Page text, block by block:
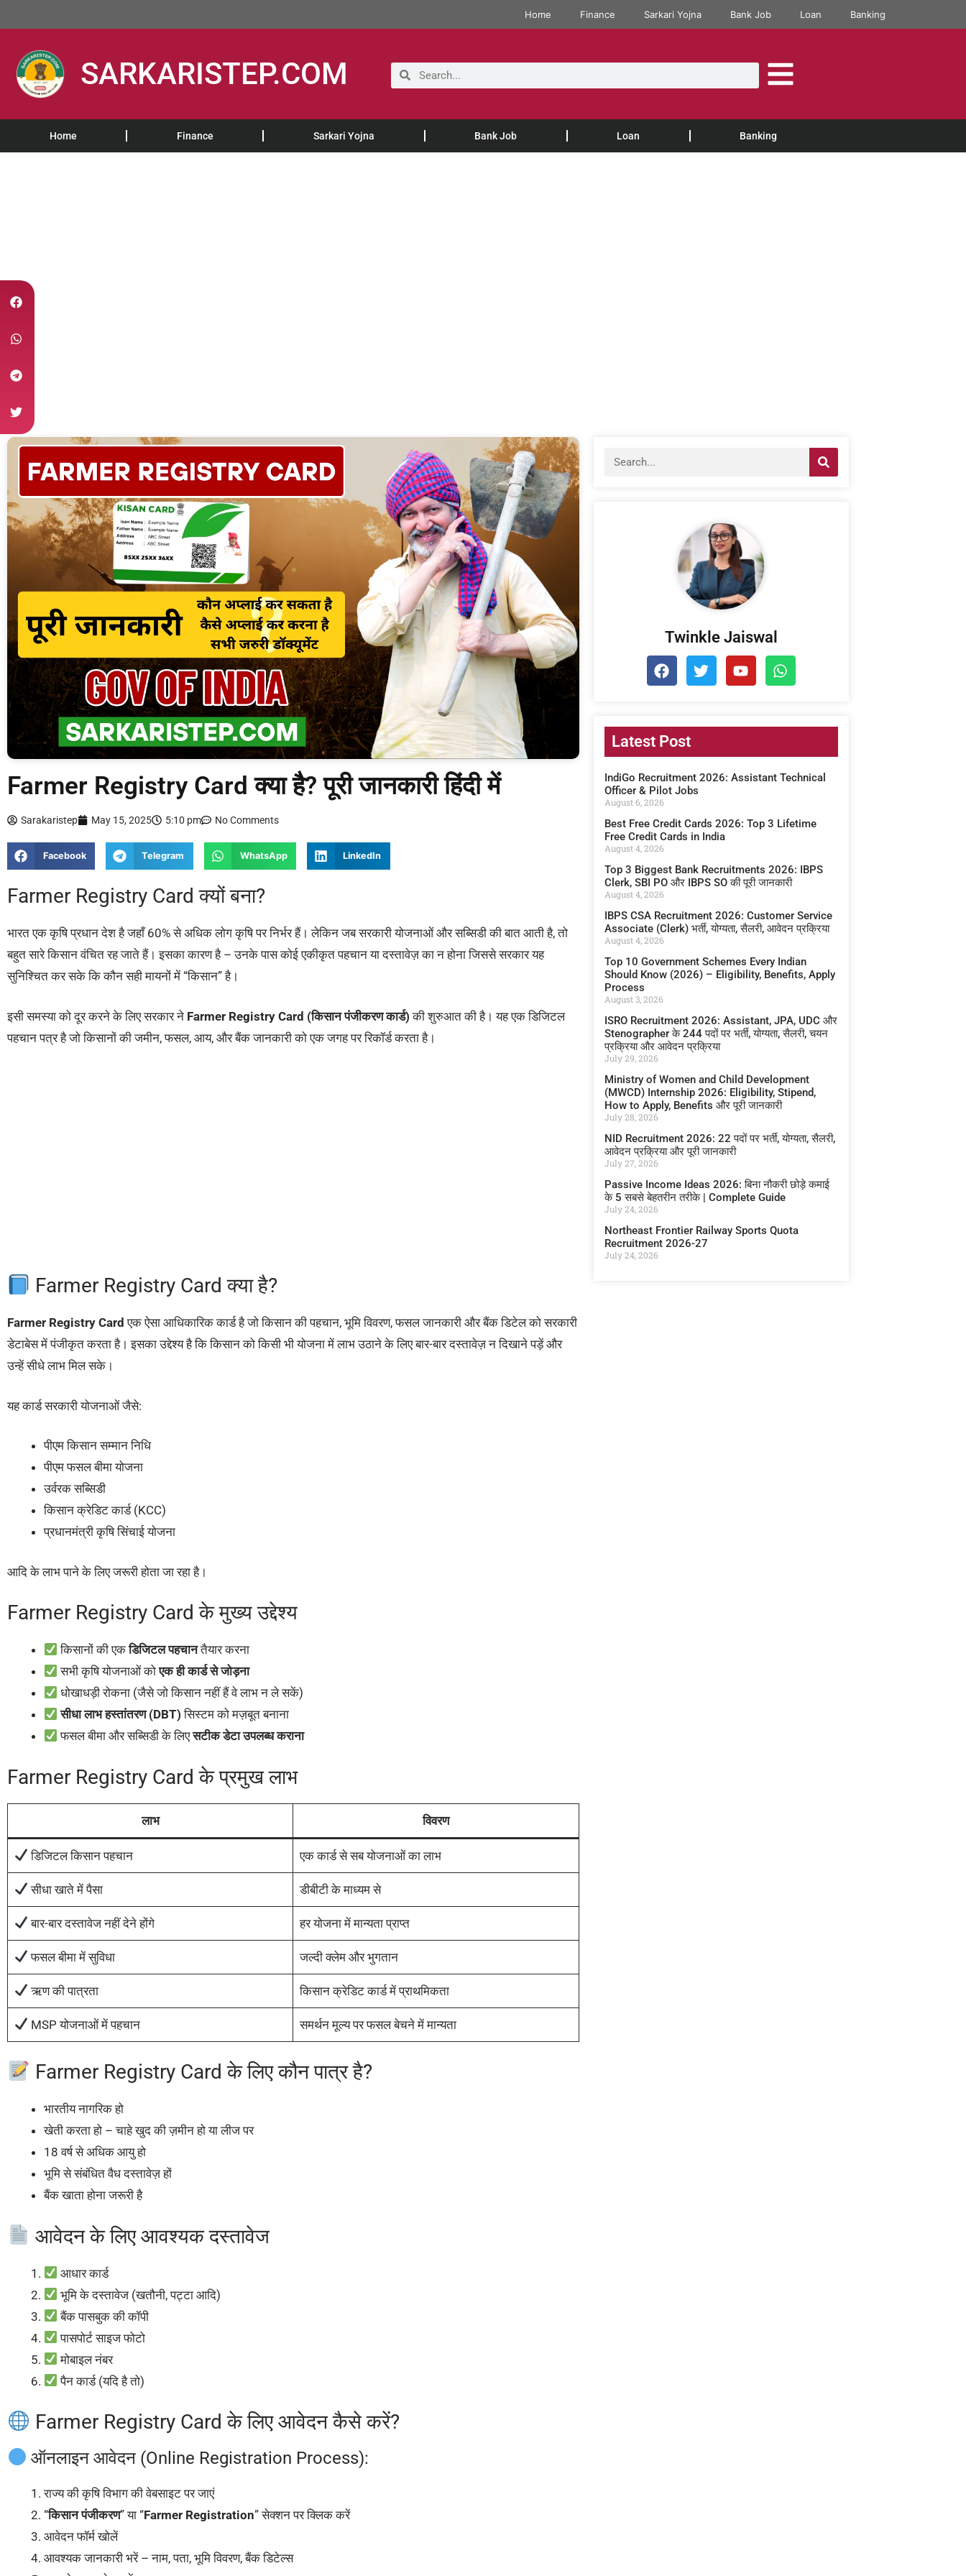
Home Finance Sarkari Yojna Bank Job Loan Banking
SARKARISTEP.COM
Home Finance Sarkari Yojna Bank Job Loan Banking
Farmer Registry Card क्या है? पूरी जानकारी हिंदी में
Sarakaristep May 15, 2025 5:10 pm No Comments
Facebook Telegram WhatsApp LinkedIn
Farmer Registry Card क्यों बना?
भारत एक कृषि प्रधान देश है जहाँ 60% से अधिक लोग कृषि पर निर्भर हैं। लेकिन जब सरकारी योजनाओं और सब्सिडी की बात आती है, तो
बहुत सारे किसान वंचित रह जाते हैं। इसका कारण है – उनके पास कोई एकीकृत पहचान या दस्तावेज़ का न होना जिससे सरकार यह
सुनिश्चित कर सके कि कौन सही मायनों में “किसान” है।
इसी समस्या को दूर करने के लिए सरकार ने Farmer Registry Card (किसान पंजीकरण कार्ड) की शुरुआत की है। यह एक डिजिटल
पहचान पत्र है जो किसानों की जमीन, फसल, आय, और बैंक जानकारी को एक जगह पर रिकॉर्ड करता है।
Farmer Registry Card क्या है?
Farmer Registry Card एक ऐसा आधिकारिक कार्ड है जो किसान की पहचान, भूमि विवरण, फसल जानकारी और बैंक डिटेल को सरकारी
डेटाबेस में पंजीकृत करता है। इसका उद्देश्य है कि किसान को किसी भी योजना में लाभ उठाने के लिए बार-बार दस्तावेज़ न दिखाने पड़ें और
उन्हें सीधे लाभ मिल सके।
यह कार्ड सरकारी योजनाओं जैसे:
पीएम किसान सम्मान निधि
पीएम फसल बीमा योजना
उर्वरक सब्सिडी
किसान क्रेडिट कार्ड (KCC)
प्रधानमंत्री कृषि सिंचाई योजना
आदि के लाभ पाने के लिए जरूरी होता जा रहा है।
Farmer Registry Card के मुख्य उद्देश्य
किसानों की एकडिजिटल पहचानतैयार करना
सभी कृषि योजनाओं कोएक ही कार्ड से जोड़ना
धोखाधड़ी रोकना (जैसे जो किसान नहीं हैं वे लाभ न ले सकें)
सीधा लाभ हस्तांतरण (DBT) सिस्टम को मज़बूत बनाना
फसल बीमा और सब्सिडी के लिएसटीक डेटा उपलब्ध कराना
Farmer Registry Card के प्रमुख लाभ
लाभ विवरण
डिजिटल किसान पहचान एक कार्ड से सब योजनाओं का लाभ
सीधा खाते में पैसा डीबीटी के माध्यम से
बार-बार दस्तावेज नहीं देने होंगे हर योजना में मान्यता प्राप्त
फसल बीमा में सुविधा जल्दी क्लेम और भुगतान
ऋण की पात्रता किसान क्रेडिट कार्ड में प्राथमिकता
MSP योजनाओं में पहचान समर्थन मूल्य पर फसल बेचने में मान्यता
Farmer Registry Card के लिए कौन पात्र है?
भारतीय नागरिक हो
खेती करता हो – चाहे खुद की ज़मीन हो या लीज पर
18 वर्ष से अधिक आयु हो
भूमि से संबंधित वैध दस्तावेज़ हों
बैंक खाता होना जरूरी है
आवेदन के लिए आवश्यक दस्तावेज
आधार कार्ड
भूमि के दस्तावेज (खतौनी, पट्टा आदि)
बैंक पासबुक की कॉपी
पासपोर्ट साइज फोटो
मोबाइल नंबर
पैन कार्ड (यदि है तो)
Farmer Registry Card के लिए आवेदन कैसे करें?
ऑनलाइन आवेदन (Online Registration Process):
राज्य की कृषि विभाग की वेबसाइट पर जाएं
“किसान पंजीकरण” या “Farmer Registration” सेक्शन पर क्लिक करें
आवेदन फॉर्म खोलें
आवश्यक जानकारी भरें – नाम, पता, भूमि विवरण, बैंक डिटेल्स
Twinkle Jaiswal
Latest Post
IndiGo Recruitment 2026: Assistant Technical
Officer & Pilot Jobs
August 6, 2026
Best Free Credit Cards 2026: Top 3 Lifetime
Free Credit Cards in India
August 4, 2026
Top 3 Biggest Bank Recruitments 2026: IBPS
Clerk, SBI PO और IBPS SO की पूरी जानकारी
August 4, 2026
IBPS CSA Recruitment 2026: Customer Service
Associate (Clerk) भर्ती, योग्यता, सैलरी, आवेदन प्रक्रिया
August 4, 2026
Top 10 Government Schemes Every Indian
Should Know (2026) – Eligibility, Benefits, Apply
Process
August 3, 2026
ISRO Recruitment 2026: Assistant, JPA, UDC और
Stenographer के 244 पदों पर भर्ती, योग्यता, सैलरी, चयन
प्रक्रिया और आवेदन प्रक्रिया
July 29, 2026
Ministry of Women and Child Development
(MWCD) Internship 2026: Eligibility, Stipend,
How to Apply, Benefits और पूरी जानकारी
July 28, 2026
NID Recruitment 2026: 22 पदों पर भर्ती, योग्यता, सैलरी,
आवेदन प्रक्रिया और पूरी जानकारी
July 27, 2026
Passive Income Ideas 2026: बिना नौकरी छोड़े कमाई
के 5 सबसे बेहतरीन तरीके | Complete Guide
July 24, 2026
Northeast Frontier Railway Sports Quota
Recruitment 2026-27
July 24, 2026